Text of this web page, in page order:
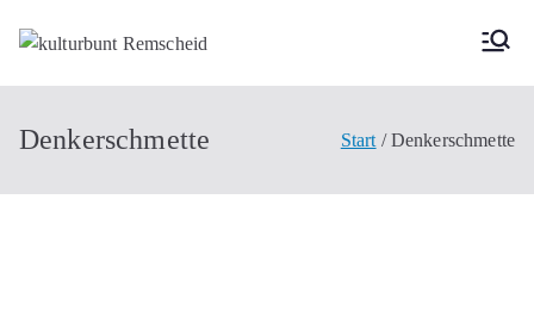
Inhalt
kulturbunt
Remscheid
Denkerschmette Start Denkerschmette